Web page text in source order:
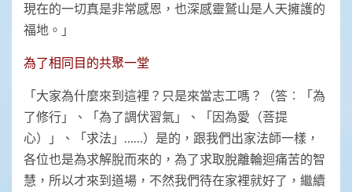
現在的一切真是非常感恩，也深感靈鷲山是人天擁護的
福地。」
為了相同目的共聚一堂
「大家為什麼來到這裡？只是來當志工嗎？（答︰「為
了修行」、「為了調伏習氣」、「因為愛（菩提
心）」、「求法」……）是的，跟我們出家法師一樣，
各位也是為求解脫而來的，為了求取脫離輪迴痛苦的智
慧，所以才來到道場，不然我們待在家裡就好了，繼續